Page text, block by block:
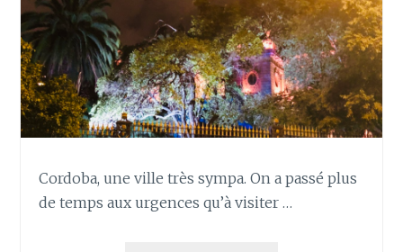
Cordoba, une ville très sympa. On a passé plus
de temps aux urgences qu’à visiter …